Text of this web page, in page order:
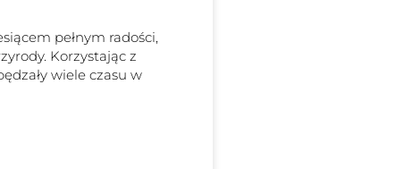
pełnym radości,
Korzystając z
wiele czasu w